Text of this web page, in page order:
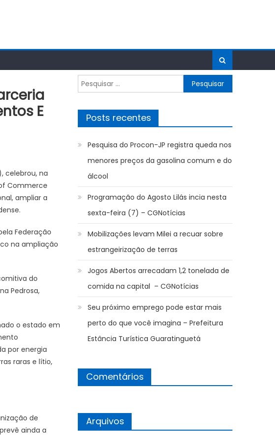
E
celebrou, na
Commerce
ampliar a
Federação
na ampliação
do
Pedrosa,
o estado em
por energia
raras e lítio,
de
ainda a
Pesquisar
por:
Posts recentes
Pesquisa do Procon-JP registra queda nos
menores preços da gasolina comum e do
álcool
Programação do Agosto Lilás incia nesta
sexta-feira (7) – CGNotícias
Mobilizações levam Milei a recuar sobre
estrangeirização de terras
Jogos Abertos arrecadam 1,2 tonelada de
comida na capital – CGNotícias
Seu próximo emprego pode estar mais
perto do que você imagina – Prefeitura
Estância Turística Guaratinguetá
Comentários
Arquivos